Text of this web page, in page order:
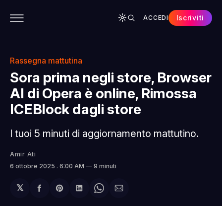
ACCEDI Iscriviti
Rassegna mattutina
Sora prima negli store, Browser
AI di Opera è online, Rimossa
ICEBlock dagli store
I tuoi 5 minuti di aggiornamento mattutino.
Amir Ati
6 ottobre 2025 . 6:00 AM 9 minuti
𝕏
Condividi
ShareCondividi
ShareCondividi